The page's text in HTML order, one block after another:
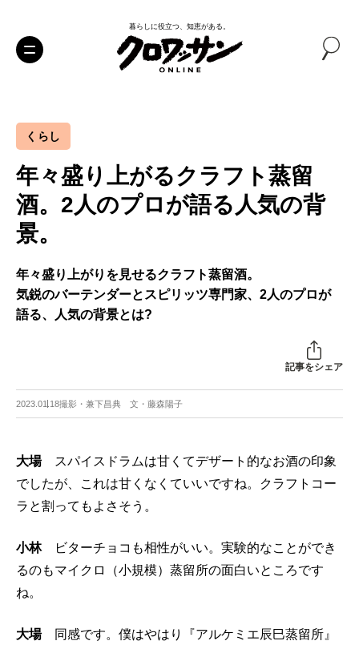
暮らしに役立つ、知恵がある。
くらし
年々盛り上がるクラフト蒸留
酒。2人のプロが語る人気の背
景。
年々盛り上がりを見せるクラフト蒸留酒。
気鋭のバーテンダーとスピリッツ専門家、2人のプロが
語る、人気の背景とは?
記事をシェア
2023.01.18撮影・兼下昌典 文・藤森陽子
大場スパイスドラムは甘くてデザート的なお酒の印象
でしたが、これは甘くなくていいですね。クラフトコー
ラと割ってもよさそう。
小林ビターチョコも相性がいい。実験的なことができ
るのもマイクロ（小規模）蒸留所の面白いところです
ね。
大場同感です。僕はやはり『アルケミエ辰巳蒸留所』